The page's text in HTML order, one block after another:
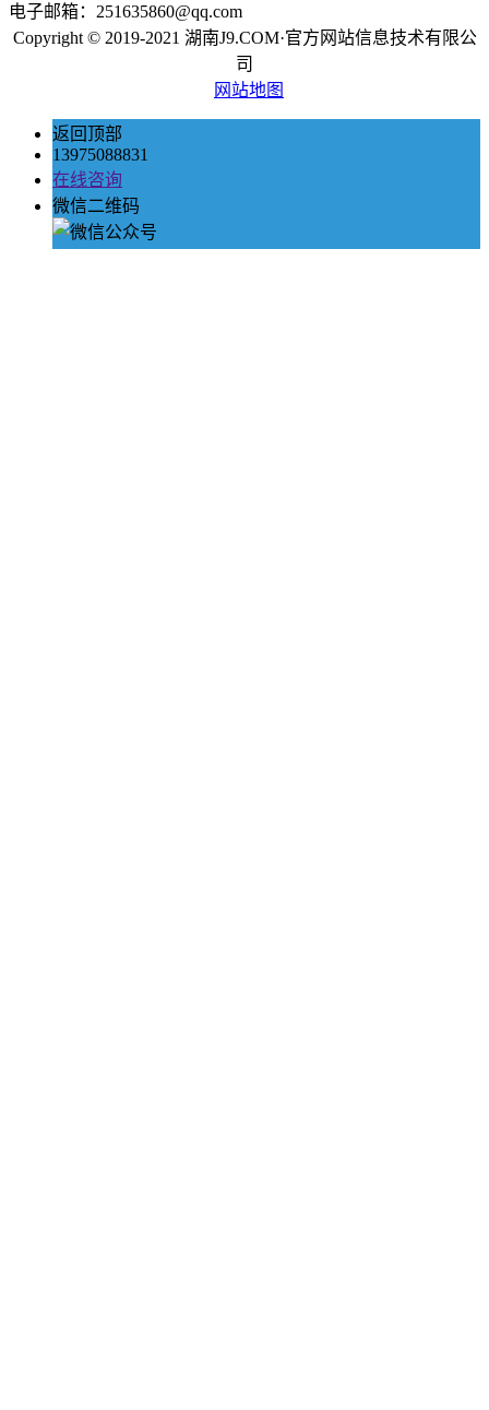
电子邮箱：251635860@qq.com
Copyright © 2019-2021 湖南J9.COM·官方网站信息技术有限公
司
网站地图
返回顶部
13975088831
在线咨询
微信二维码